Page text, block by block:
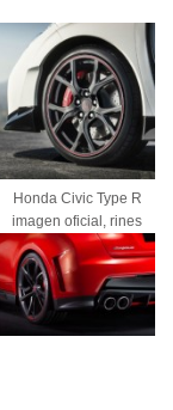
Honda Civic Type R
imagen oficial, rines